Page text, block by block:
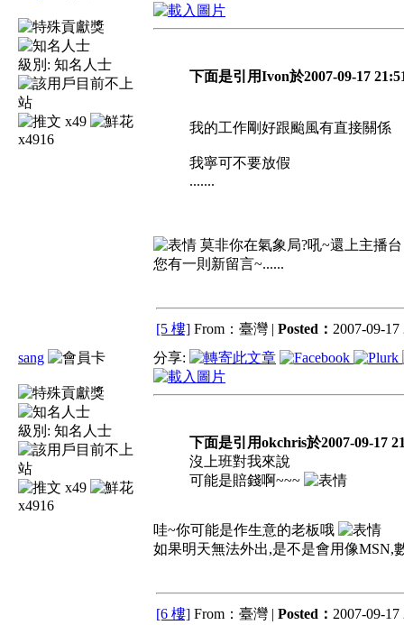
級別: 知名人士
x49
x4916
下面是引用Ivon於2007-09-17
我的工作剛好跟颱風有直接關係
我寧可不要放假
.......
莫非你在氣象局?吼~還上主播
您有一則新留言~......
[5 樓] From：臺灣 | Posted： 2007-09-17
sang
級別: 知名人士
x49
x4916
分享:
下面是引用okchris於2007-09-17
沒上班對我來說
可能是賠錢啊~~~
哇~你可能是作生意的老板哦
如果明天無法外出,是不是會用像MSN,
[6 樓] From：臺灣 | Posted： 2007-09-17